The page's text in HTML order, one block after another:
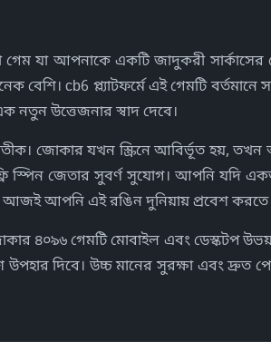
যা আপনাকে একটি জাদুকরী সার্কাসের
বেশি। cb6 প্ল্যাটফর্মে এই গেমটি
নতুন উত্তেজনার স্বাদ দেবে।
জোকার যখন স্ক্রিনে আবির্ভূত হয়, তখন
স্পিন জেতার সুবর্ণ সুযোগ। আপনি যদি
আপনি এই রঙিন দুনিয়ায় প্রবেশ করতে
৪০৯৬ গেমটি মোবাইল এবং ডেস্কটপ
দিবে। উচ্চ মানের সুরক্ষা এবং দ্রুত